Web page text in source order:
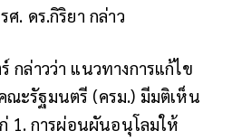
. ดร.กิริยา กล่าว
กล่าวว่า แนวทางการแก้ไข
ะรัฐมนตรี (ครม.) มีมติเห็น
1. การผ่อนผันอนุโลมให้